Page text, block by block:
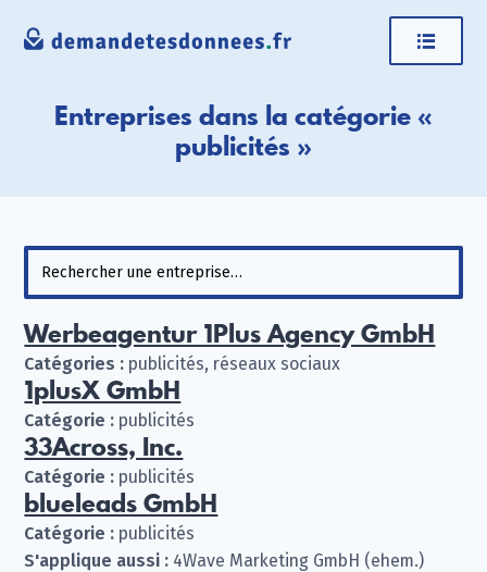
Entreprises dans la catégorie «
publicités »
Werbeagentur 1Plus Agency GmbH
Catégories : publicités, réseaux sociaux
1plusX GmbH
Catégorie : publicités
33Across, Inc.
Catégorie : publicités
blueleads GmbH
Catégorie : publicités
S'applique aussi : 4Wave Marketing GmbH (ehem.)